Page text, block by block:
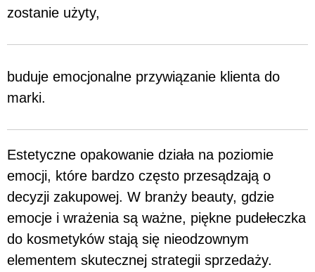
zostanie użyty,
buduje emocjonalne przywiązanie klienta do
marki.
Estetyczne opakowanie działa na poziomie
emocji, które bardzo często przesądzają o
decyzji zakupowej. W branży beauty, gdzie
emocje i wrażenia są ważne, piękne pudełeczka
do kosmetyków stają się nieodzownym
elementem skutecznej strategii sprzedaży.